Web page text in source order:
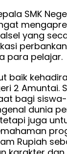
SMK
yang
para pelajar.
baik
2 Amuntai.
bagi
dunia
juga
Rupiah